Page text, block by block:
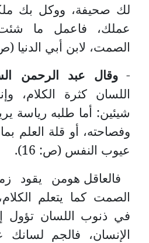
لك صحيفة، ووكل بك
عملك، فاعمل ما
الصمت، لابن أبي الدنيا (ص:
- وقال عبد الرحمن
اللسان كثرة الكلام،
شيئين: أما طلبه رياسة
وفصاحته، أو قلة العلم
عيوب النفس (ص: 16).
فالعاقل هومن يقود
الصمت كما يتعلم
في ذنوب اللسان تؤول
الإنسان، فالجم